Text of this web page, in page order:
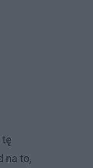
tę
na to,